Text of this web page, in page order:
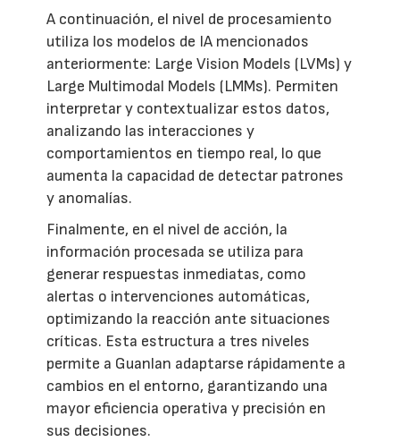
A continuación, el nivel de procesamiento
utiliza los modelos de IA mencionados
anteriormente: Large Vision Models (LVMs) y
Large Multimodal Models (LMMs). Permiten
interpretar y contextualizar estos datos,
analizando las interacciones y
comportamientos en tiempo real, lo que
aumenta la capacidad de detectar patrones
y anomalías.
Finalmente, en el nivel de acción, la
información procesada se utiliza para
generar respuestas inmediatas, como
alertas o intervenciones automáticas,
optimizando la reacción ante situaciones
críticas. Esta estructura a tres niveles
permite a Guanlan adaptarse rápidamente a
cambios en el entorno, garantizando una
mayor eficiencia operativa y precisión en
sus decisiones.